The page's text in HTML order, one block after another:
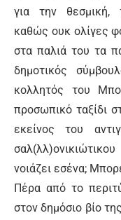
για την θεσμική,
καθώς ουκ ολίγες
στα παλιά του τα
δημοτικός
κολλητός του
προσωπικό ταξίδι
εκείνος του
νοιάζει εσένα;
Πέρα από το
στον δημόσιο βίο